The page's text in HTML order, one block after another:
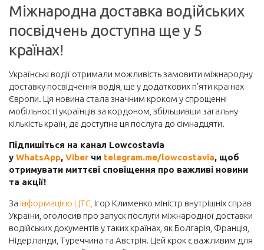
Автобуси
Поїзди
Порадник
Забронювати
Авіаквитки на будь-який напрямок
Авіаквитки лоукостів
Пакетні тури
Готель
Залізничні квитки
Авто
Страхування
Міжнародна доставка водійських
посвідчень доступна ще у 5
країнах!
Українські водії отримали можливість замовити міжнародну
доставку посвідчення водія, ще у додаткових п’яти країнах
Європи. Ця новина стала значним кроком у спрощенні
мобільності українців за кордоном, збільшивши загальну
кількість країн, де доступна ця послуга до сімнадцяти.
Підпишіться на канал Lowcostavia
у WhatsApp, Viber чи telegram.me/lowcostavia, щоб
отримувати миттєві сповіщення про важливі новини
та акції!
За інформацією ЦТС, Ігор Клименко міністр внутрішніх справ
України, оголосив про запуск послуги міжнародної доставки
водійських документів у таких країнах, як Болгарія, Франція,
Нідерланди, Туреччина та Австрія. Цей крок є важливим для